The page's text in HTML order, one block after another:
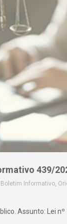
439/
Boletim Informativo,
Assunto: Lei nº